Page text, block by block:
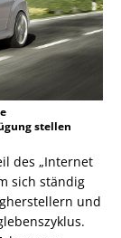
stellen
des „Internet
sich ständig
und